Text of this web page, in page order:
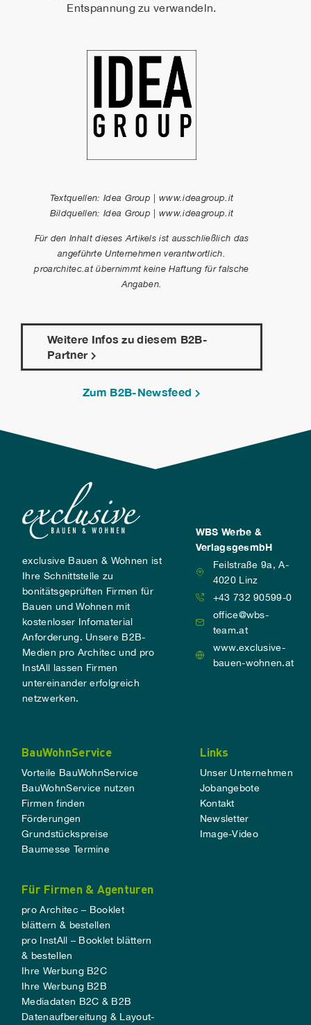
Entspannung zu verwandeln.
Textquellen: Idea Group |www.ideagroup.it
Bildquellen: Idea Group | www.ideagroup.it
Für den Inhalt dieses Artikels ist ausschließlich das
angeführte Unternehmen verantwortlich.
proarchitec.at übernimmt keine Haftung für falsche
Angaben.
Weitere Infos zu diesem B2B-
Partner
Zum B2B-Newsfeed
exclusive Bauen & Wohnen ist
Ihre Schnittstelle zu
bonitätsgeprüften Firmen für
Bauen und Wohnen mit
kostenloser Infomaterial
Anforderung. Unsere B2B-
Medien pro Architec und pro
InstAll lassen Firmen
untereinander erfolgreich
netzwerken.
WBS Werbe &
VerlagsgesmbH
Feilstraße 9a, A-
4020 Linz
+43 732 90599-0
office@wbs-
team.at
www.exclusive-
bauen-wohnen.at
BauWohnService
Vorteile BauWohnService
BauWohnService nutzen
Firmen finden
Förderungen
Grundstückspreise
Baumesse Termine
Links
Unser Unternehmen
Jobangebote
Kontakt
Newsletter
Image-Video
Für Firmen & Agenturen
pro Architec – Booklet
blättern & bestellen
pro InstAll – Booklet blättern
& bestellen
Ihre Werbung B2C
Ihre Werbung B2B
Mediadaten B2C & B2B
Datenaufbereitung & Layout-